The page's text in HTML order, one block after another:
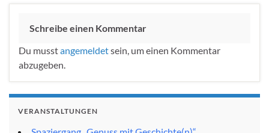
Schreibe einen Kommentar
Du musstangemeldetsein, um einen Kommentar
abzugeben.
VERANSTALTUNGEN